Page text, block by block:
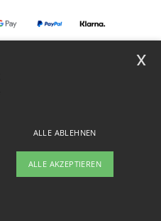
ALLE ABLEHNEN
ALLE AKZEPTIEREN
x